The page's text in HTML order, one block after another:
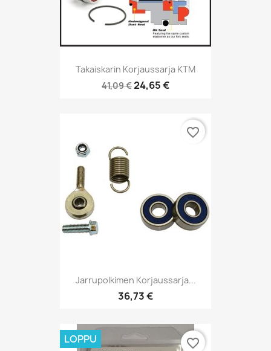
Takaiskarin Korjaussarja KTM
41,09 €24,65 €
Jarrupolkimen Korjaussarja...
36,73 €
favorite_border
LOPPU favorite_border